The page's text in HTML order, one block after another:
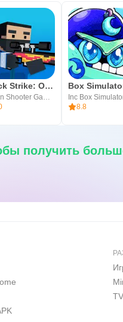
Block Strike: Онлайн Стрелялка
Action Shooter Games Online
8.8
получить